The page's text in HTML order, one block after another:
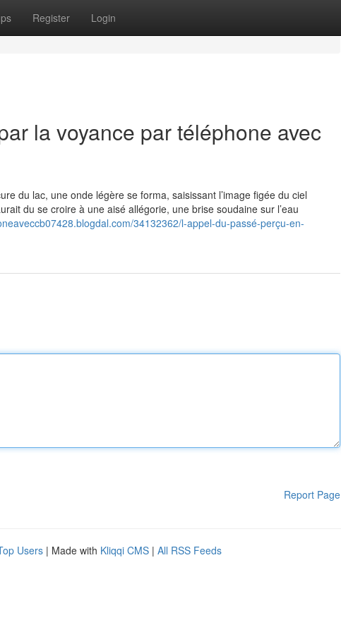
Register Login
la voyance par téléphone avec
du lac, une onde légère se forma, saisissant l’image figée du ciel
du se croire à une aisé allégorie, une brise soudaine sur l’eau
34132362/l-appel-du-passé-perçu-en-
Report Page
Users | Made with Kliqqi CMS | All RSS Feeds